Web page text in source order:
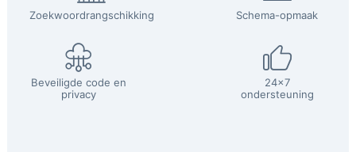
Zoekwoordrangschikking Schema-opmaak
Beveiligde code en
privacy
24x7
ondersteuning